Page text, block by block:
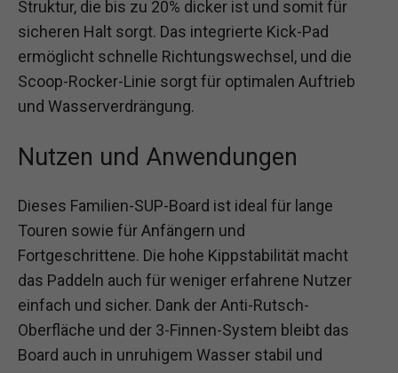
Struktur, die bis zu 20% dicker ist und somit für
sicheren Halt sorgt. Das integrierte Kick-Pad
ermöglicht schnelle Richtungswechsel, und die
Scoop-Rocker-Linie sorgt für optimalen Auftrieb
und Wasserverdrängung.
Nutzen und Anwendungen
Dieses Familien-SUP-Board ist ideal für lange
Touren sowie für Anfängern und
Fortgeschrittene. Die hohe Kippstabilität macht
das Paddeln auch für weniger erfahrene Nutzer
einfach und sicher. Dank der Anti-Rutsch-
Oberfläche und der 3-Finnen-System bleibt das
Board auch in unruhigem Wasser stabil und